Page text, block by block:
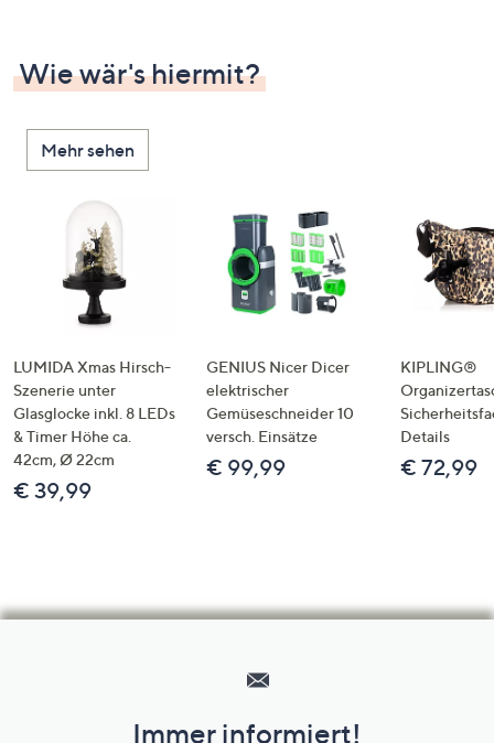
Wie wär's hiermit?
Mehr sehen
LUMIDA Xmas Hirsch-
Szenerie unter
Glasglocke inkl. 8 LEDs
& Timer Höhe ca.
42cm, Ø 22cm
€ 39,99
GENIUS Nicer Dicer
elektrischer
Gemüseschneider 10
versch. Einsätze
€ 99,99
KIPLING®
Details
€ 72,99
Immer informiert!